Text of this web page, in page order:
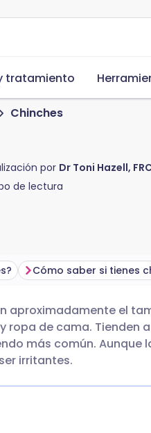
tratamiento
Chinches
por Dr Toni Hazell,
de lectura
Cómo saber si tienes
aproximadamente el
ropa de cama. Tienden
más común. Aunque
irritantes.